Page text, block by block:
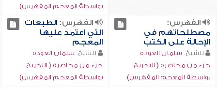
بواسطة المعجم المفهرس)
الفهرس:
مصطلحاتهم في
الإحالة على الكتب
للشيخ: سلمان العودة
جزء من محاضرة ( التخريج
بواسطة المعجم المفهرس)
الفهرس:الطبعات
التي اعتمد عليها
المعجم
للشيخ: سلمان العودة
جزء من محاضرة ( التخريج
بواسطة المعجم المفهرس)